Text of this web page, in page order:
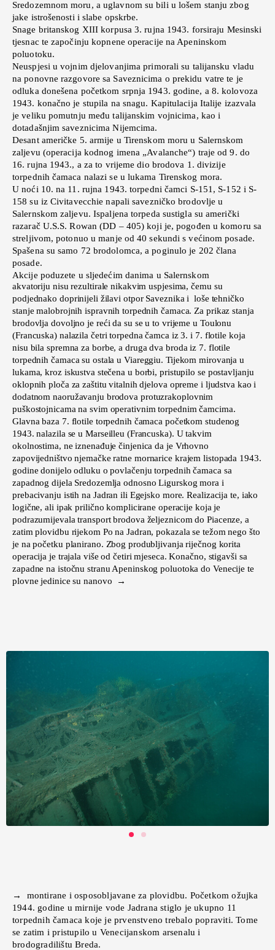
Sredozemnom moru, a uglavnom su bili u lošem stanju zbog
jake istrošenosti i slabe opskrbe.
Snage britanskog XIII korpusa 3. rujna 1943. forsiraju Mesinski
tjesnac te započinju kopnene operacije na Apeninskom
poluotoku.
Neuspjesi u vojnim djelovanjima primorali su talijansku vladu
na ponovne razgovore sa Saveznicima o prekidu vatre te je
odluka donešena početkom srpnja 1943. godine, a 8. kolovoza
1943. konačno je stupila na snagu. Kapitulacija Italije izazvala
je veliku pomutnju među talijanskim vojnicima, kao i
dotadašnjim saveznicima Nijemcima.
Desant američke 5. armije u Tirenskom moru u Salernskom
zaljevu (operacija kodnog imena „Avalanche“) traje od 9. do
16. rujna 1943., a za to vrijeme dio brodova 1. divizije
torpednih čamaca nalazi se u lukama Tirenskog mora.
U noći 10. na 11. rujna 1943. torpedni čamci S-151, S-152 i S-
158 su iz Civitavecchie napali savezničko brodovlje u
Salernskom zaljevu. Ispaljena torpeda sustigla su američki
razarač U.S.S. Rowan (DD – 405) koji je, pogođen u komoru sa
streljivom, potonuo u manje od 40 sekundi s većinom posade.
Spašena su samo 72 brodolomca, a poginulo je 202 člana
posade.
Akcije poduzete u sljedećim danima u Salernskom
akvatoriju nisu rezultirale nikakvim uspjesima, čemu su
podjednako doprinijeli žilavi otpor Saveznika i loše tehničko
stanje malobrojnih ispravnih torpednih čamaca. Za prikaz stanja
brodovlja dovoljno je reći da su se u to vrijeme u Toulonu
(Francuska) nalazila četri torpedna čamca iz 3. i 7. flotile koja
nisu bila spremna za borbe, a druga dva broda iz 7. flotile
torpednih čamaca su ostala u Viareggiu. Tijekom mirovanja u
lukama, kroz iskustva stečena u borbi, pristupilo se postavljanju
oklopnih ploča za zaštitu vitalnih djelova opreme i ljudstva kao i
dodatnom naoružavanju brodova protuzrakoplovnim
puškostojnicama na svim operativnim torpednim čamcima.
Glavna baza 7. flotile torpednih čamaca početkom studenog
1943. nalazila se u Marseilleu (Francuska). U takvim
okolnostima, ne iznenađuje činjenica da je Vrhovno
zapovijedništvo njemačke ratne mornarice krajem listopada 1943.
godine donijelo odluku o povlačenju torpednih čamaca sa
zapadnog dijela Sredozemlja odnosno Ligurskog mora i
prebacivanju istih na Jadran ili Egejsko more. Realizacija te, iako
logične, ali ipak prilično komplicirane operacije koja je
podrazumijevala transport brodova željeznicom do Piacenze, a
zatim plovidbu rijekom Po na Jadran, pokazala se težom nego što
je na početku planirano. Zbog produbljivanja riječnog korita
operacija je trajala više od četiri mjeseca. Konačno, stigavši sa
zapadne na istočnu stranu Apeninskog poluotoka do Venecije te
plovne jedinice su nanovo →
→ montirane i osposobljavane za plovidbu. Početkom ožujka
1944. godine u mirnije vode Jadrana stiglo je ukupno 11
torpednih čamaca koje je prvenstveno trebalo popraviti. Tome
se zatim i pristupilo u Venecijanskom arsenalu i
brodogradilištu Breda.